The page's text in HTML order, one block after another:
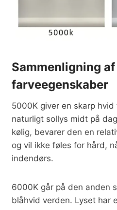
Sammenligning
farveegenskaber
5000K giver en skarp
naturligt sollys midt på
kølig, bevarer den en
og vil ikke føles for hård,
indendørs.
6000K går på den anden
blåhvid verden. Lyset har